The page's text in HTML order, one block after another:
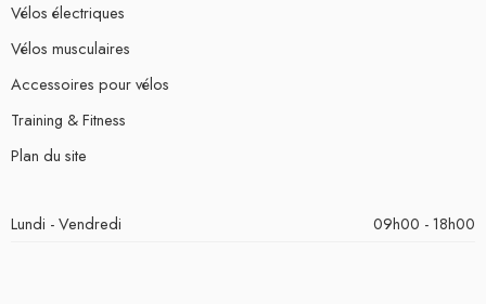
Vélos électriques
Vélos musculaires
Accessoires pour vélos
Training & Fitness
Plan du site
Lundi - Vendredi 09h00 - 18h00